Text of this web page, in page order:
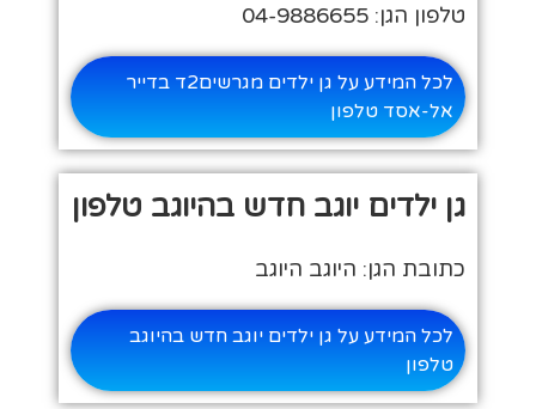
טלפון הגן: 04-9886655
לכל המידע על גן ילדים מגרשים2ד בדייר
אל-אסד טלפון
גן ילדים יוגב חדש בהיוגב טלפון
כתובת הגן: היוגב היוגב
לכל המידע על גן ילדים יוגב חדש בהיוגב
טלפון